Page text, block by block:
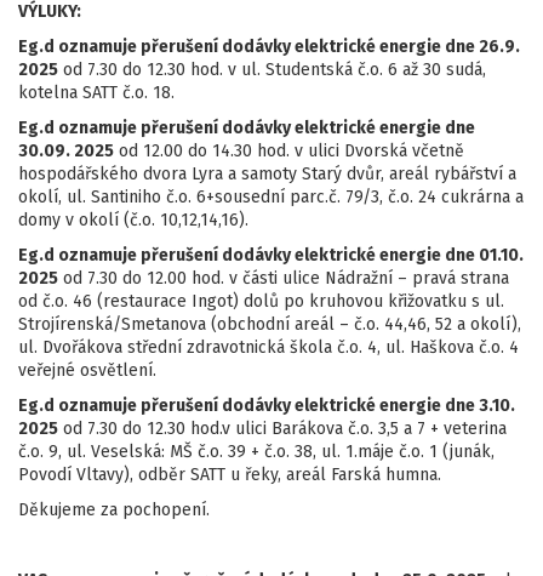
VÝLUKY:
Eg.d oznamuje přerušení dodávky elektrické energie dne 26.9.
2025 od 7.30 do 12.30 hod. v ul. Studentská č.o. 6 až 30 sudá,
kotelna SATT č.o. 18.
Eg.d oznamuje přerušení dodávky elektrické energie dne
30.09. 2025 od 12.00 do 14.30 hod. v ulici Dvorská včetně
hospodářského dvora Lyra a samoty Starý dvůr, areál rybářství a
okolí, ul. Santiniho č.o. 6+sousední parc.č. 79/3, č.o. 24 cukrárna a
domy v okolí (č.o. 10,12,14,16).
Eg.d oznamuje přerušení dodávky elektrické energie dne 01.10.
2025 od 7.30 do 12.00 hod. v části ulice Nádražní – pravá strana
od č.o. 46 (restaurace Ingot) dolů po kruhovou křižovatku s ul.
Strojírenská/Smetanova (obchodní areál – č.o. 44,46, 52 a okolí),
ul. Dvořákova střední zdravotnická škola č.o. 4, ul. Haškova č.o. 4
veřejné osvětlení.
Eg.d oznamuje přerušení dodávky elektrické energie dne 3.10.
2025 od 7.30 do 12.30 hod.v ulici Barákova č.o. 3,5 a 7 + veterina
č.o. 9, ul. Veselská: MŠ č.o. 39 + č.o. 38, ul. 1.máje č.o. 1 (junák,
Povodí Vltavy), odběr SATT u řeky, areál Farská humna.
Děkujeme za pochopení.